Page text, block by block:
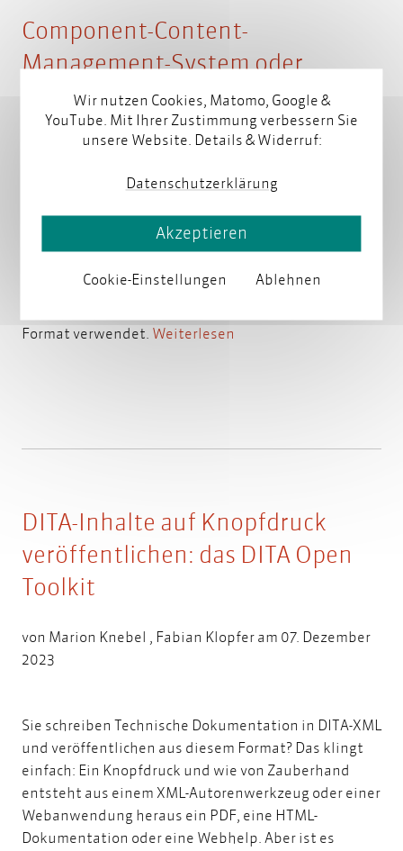
Component-Content-
Management-System oder
Redaktionssystem auswählen. So
gehen Sie vor
Mette Lilienthalam 13. Juni 2024
Ein Content-Component-Management-System (CCMS)
Inhalte der Technischen Dokumentation in einer
Format verwendet. Weiterlesen
DITA-Inhalte auf Knopfdruck
veröffentlichen: das DITA Open
Toolkit
von Marion Knebel Fabian Klopferam 07. Dezember
2023
Sie schreiben Technische Dokumentation in DITA-XML
und veröffentlichen aus diesem Format? Das klingt
einfach: Ein Knopfdruck und wie von Zauberhand
entsteht aus einem XML-Autorenwerkzeug oder einer
Webanwendung heraus ein PDF, eine HTML-
Dokumentation oder eine Webhelp. Aber ist es
Wir nutzen Cookies, Matomo, Google &
YouTube. Mit Ihrer Zustimmung verbessern Sie
unsere Website. Details & Widerruf:
Datenschutzerklärung
Cookie-Einstellungen Ablehnen
Akzeptieren